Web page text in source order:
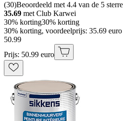
(30)Beoordeeld met 4.4 van de 5
35.69 met Club Karwei
30% korting30% korting
30% korting, voordeelprijs: 35.69
50.99
Prijs: 50.99 euro